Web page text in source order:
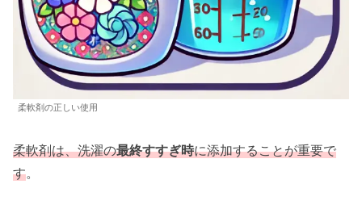
柔軟剤の正しい使用
柔軟剤は、洗濯の最終すすぎ時に添加することが重要で
す。